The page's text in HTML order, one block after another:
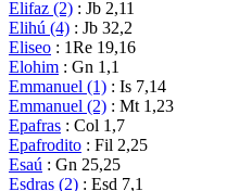
Elifaz (2) : Jb 2,11
Elihú (4) : Jb 32,2
Eliseo : 1Re 19,16
Elohim : Gn 1,1
Emmanuel (1) : Is 7,14
Emmanuel (2) : Mt 1,23
Epafras : Col 1,7
Epafrodito : Fil 2,25
Esaú : Gn 25,25
Esdras (2) : Esd 7,1